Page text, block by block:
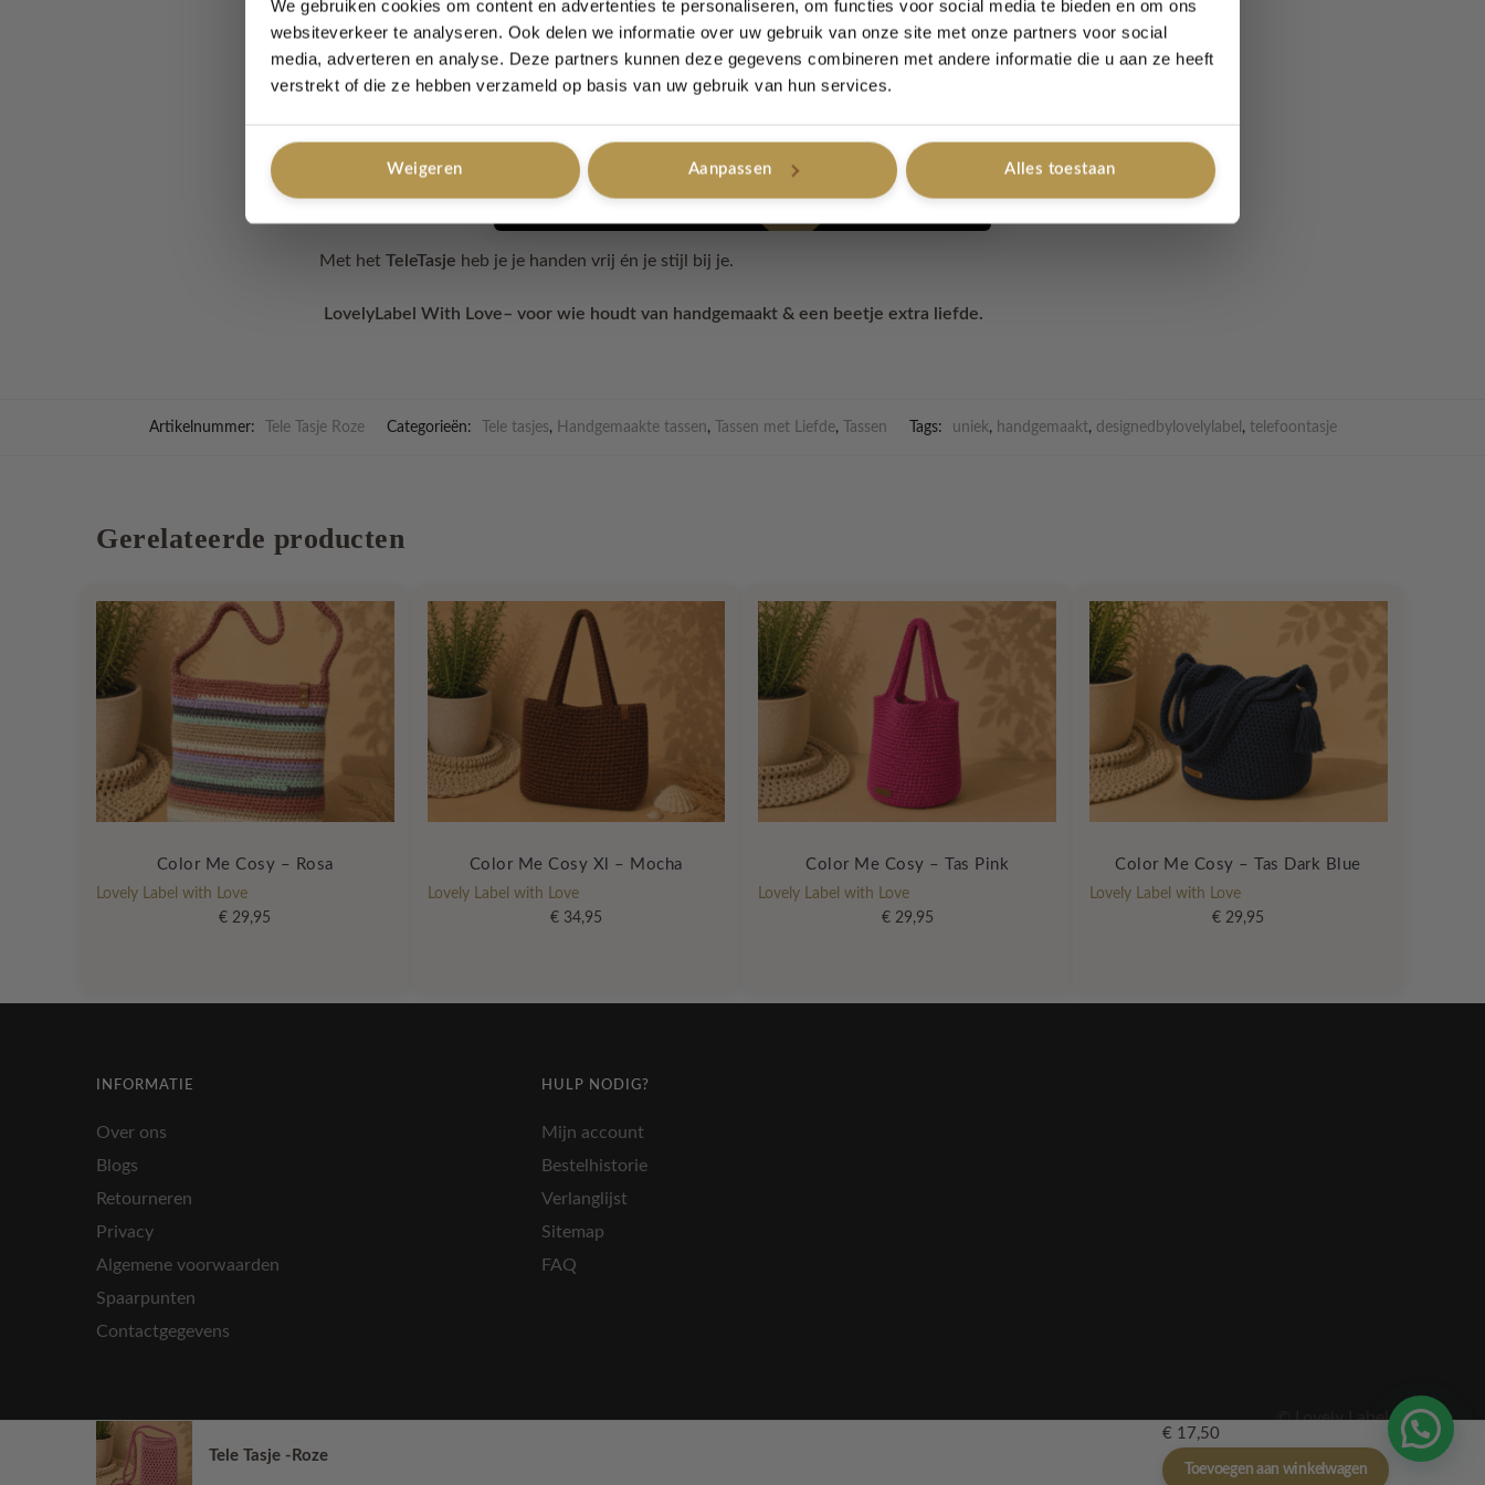
We gebruiken cookies om content en advertenties te personaliseren, om functies voor social media te bieden en om ons
websiteverkeer te analyseren. Ook delen we informatie over uw gebruik van onze site met onze partners voor social
media, adverteren en analyse. Deze partners kunnen deze gegevens combineren met andere informatie die u aan ze heeft
verstrekt of die ze hebben verzameld op basis van uw gebruik van hun services.
Weigeren Aanpassen Alles toestaan
Tele Tasje -Roze
€ 17,50
Toevoegen aan winkelwagen
✔️ Gemaakt van zacht, stevig garen
✔️ Praktisch formaat van ca.
– geschikt voor bijna elke smartphone
✔️
Met een unieke voering van katoen met een vrolijk printje
✔️ Inclusief schouderkoord – ready to wear!
✔️ Elk tasje is met de hand gemaakt en dus uniek
Met hetTeleTasje heb je je handen vrij én je stijl bij je.
LovelyLabel With Love– voor wie houdt van handgemaakt & een beetje extra liefde.
Artikelnummer: Tele Tasje Roze Categorieën: Tele tasjes, Handgemaakte tassen, Tassen met Liefde, Tassen Tags: uniek, handgemaakt, designedbylovelylabel , telefoontasje
Gerelateerde producten
Color Me Cosy – Rosa
Lovely Label with Love
€ 29,95
Color Me Cosy Xl – Mocha
Lovely Label with Love
€34,95
Color Me Cosy – Tas Pink
Lovely Label with Love
€29,95
Color Me Cosy – Tas Dark Blue
Lovely Label with Love
€ 29,95
INFORMATIE
Over ons
Blogs
Retourneren
Privacy
Algemene voorwaarden
Spaarpunten
Contactgegevens
HULP NODIG?
Mijn account
Bestelhistorie
Verlanglijst
Sitemap
FAQ
© Lovely Label
Ja, graag!
Nee, bedankt